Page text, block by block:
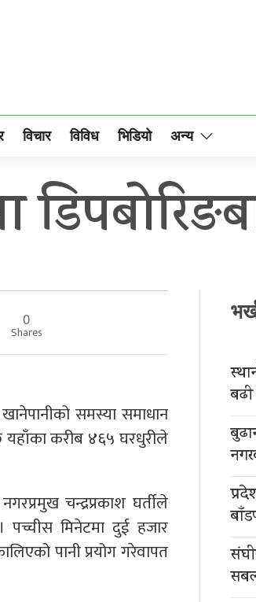
विचार विविध भिडियो अन्य
0
Shares
समस्या समाधान
यहाँका करीब ४६५ घरधुरीले
चन्द्रप्रकाश घर्तीले
पच्चीस मिनेटमा दुई हजार
पानी प्रयोग गरेवापत